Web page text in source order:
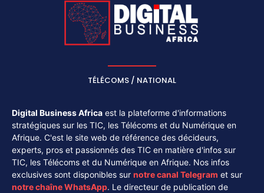
TÉLÉCOMS / NATIONAL
Digital Business Africa est la plateforme d'informations
stratégiques sur les TIC, les Télécoms et du Numérique en
Afrique. C'est le site web de référence des décideurs,
experts, pros et passionnés des TIC en matière d'infos sur
TIC, les Télécoms et du Numérique en Afrique. Nos infos
exclusives sont disponibles sur notre canal Telegram et sur
notre chaîneWhatsApp. Le directeur de publication de